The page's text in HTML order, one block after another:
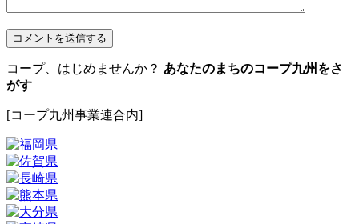
コープ、はじめませんか？ あなたのまちのコープ九州をさ
がす
[コープ九州事業連合内]